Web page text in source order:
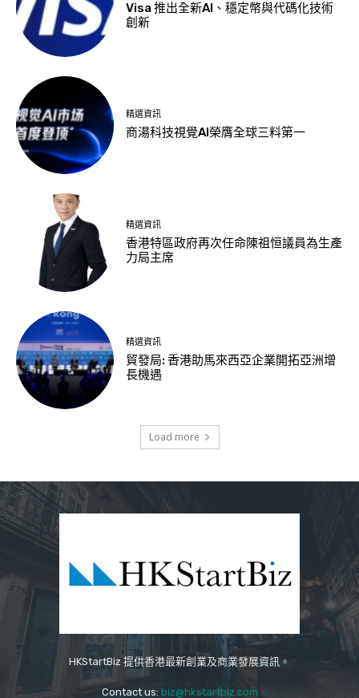
Visa 推出全新AI、穩定幣與代碼化技術
創新
精選資訊
商湯科技視覺AI榮膺全球三料第一
精選資訊
香港特區政府再次任命陳祖恒議員為生產
力局主席
精選資訊
貿發局: 香港助馬來西亞企業開拓亞洲增
長機遇
Load more
HKStartBiz 提供香港最新創業及商業發展資訊。
Contact us: biz@hkstartbiz.com